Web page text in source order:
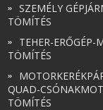
SZEMÉLY
TÖMÍTÉS
TEHER-ERŐGÉP-
TÖMÍTÉS
QUAD-
TÖMÍTÉS